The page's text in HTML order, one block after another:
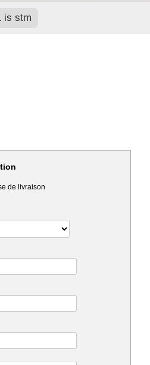
is stm
de livraison